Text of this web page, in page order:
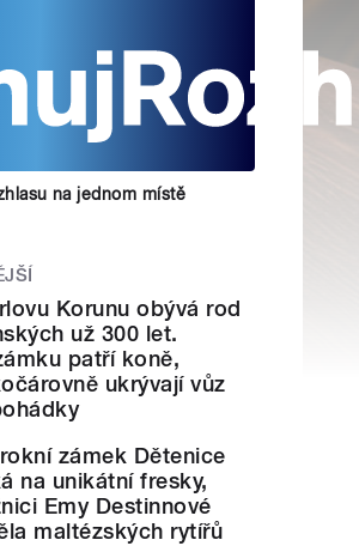
na jednom místě
Korunu obývá rod
už 300 let.
patří koně,
ukrývají vůz
zámek Dětenice
na unikátní fresky,
Emy Destinnové
maltézských rytířů